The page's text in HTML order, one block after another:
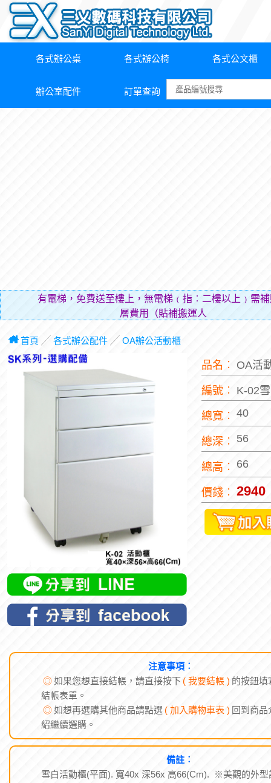
各式辦公桌 各式辦公椅 各式公文櫃
辦公室配件 訂單查詢
有電梯，免費送至樓上，無電梯﹙指︰二樓以上﹚需
層費用（貼補搬運人的辛勞）。
首頁 ╱ 各式辦公配件╱ OA辦公活動櫃
品名︰ OA活
編號︰ K-02
總寬︰ 40
總深︰ 56
總高︰ 66
價錢︰ 2940
注意事項︰
◎如果您想直接結帳，請直接按下 ( 我要結帳 ) 的按鈕填
結帳表單。
◎如想再選購其他商品請點選 ( 加入購物車表 ) 回到商品
紹繼續選購。
備註︰
雪白活動櫃(平面). 寬40x 深56x 高66(Cm). ※美觀的外型